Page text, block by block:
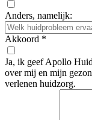
Anders, namelijk:
Akkoord *
Ja, ik geef Apollo
over mij en mijn
verlenen huidzorg.